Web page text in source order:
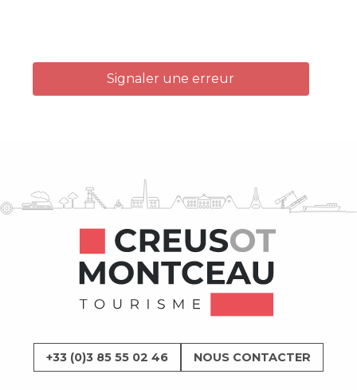
Signaler une erreur
+33 (0)3 85 55 02 46 NOUS CONTACTER